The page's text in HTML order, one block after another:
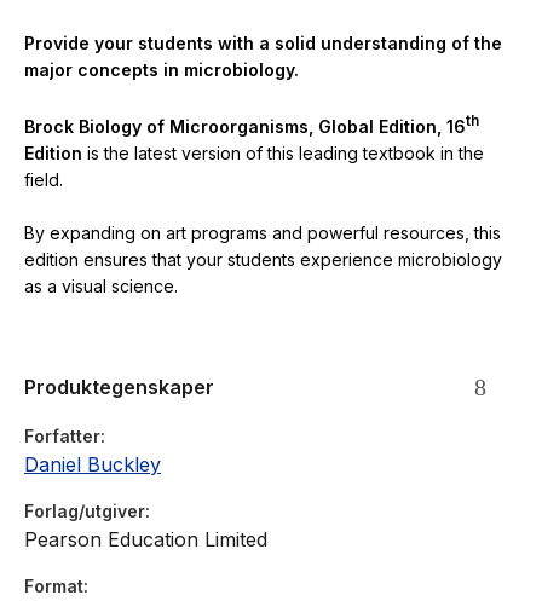
Provide your students with a solid understanding of the
major concepts in microbiology.
Brock Biology of Microorganisms, Global Edition, 16th
Edition is the latest version of this leading textbook in the
field.
By expanding on art programs and powerful resources, this
edition ensures that your students experience microbiology
as a visual science.
Produktegenskaper
Forfatter
Daniel Buckley
Forlag/utgiver
Pearson Education Limited
Format